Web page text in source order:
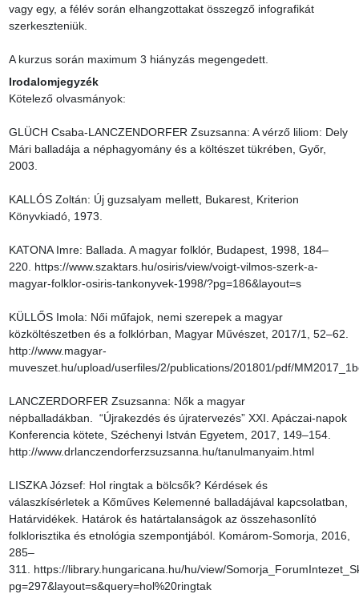
vagy egy, a félév során elhangzottakat összegző infografikát
szerkeszteniük.
A kurzus során maximum 3 hiányzás megengedett.
Irodalomjegyzék
Kötelező olvasmányok:
GLÜCH Csaba-LANCZENDORFER Zsuzsanna: A vérző liliom: Dely
Mári balladája a néphagyomány és a költészet tükrében, Győr,
2003.
KALLÓS Zoltán: Új guzsalyam mellett, Bukarest, Kriterion
Könyvkiadó, 1973.
KATONA Imre: Ballada. A magyar folklór, Budapest, 1998, 184–
220. https://www.szaktars.hu/osiris/view/voigt-vilmos-szerk-a-
magyar-folklor-osiris-tankonyvek-1998/?pg=186&layout=s
KÜLLŐS Imola: Női műfajok, nemi szerepek a magyar
közköltészetben és a folklórban, Magyar Művészet, 2017/1, 52–62.
http://www.magyar-
muveszet.hu/upload/userfiles/2/publications/201801/pdf/
LANCZERDORFER Zsuzsanna: Nők a magyar
népballadákban.  “Újrakezdés és újratervezés” XXI. Apáczai-napok
Konferencia kötete, Széchenyi István Egyetem, 2017, 149–154.
http://www.drlanczendorferzsuzsanna.hu/tanulmanyaim.html
LISZKA József: Hol ringtak a bölcsők? Kérdések és
válaszkísérletek a Kőműves Kelemenné balladájával kapcsolatban,
Határvidékek. Határok és határtalanságok az összehasonlító
folklorisztika és etnológia szempontjából. Komárom-Somorja, 2016,
285–
311. https://library.hungaricana.hu/hu/view/
pg=297&layout=s&query=hol%20ringtak